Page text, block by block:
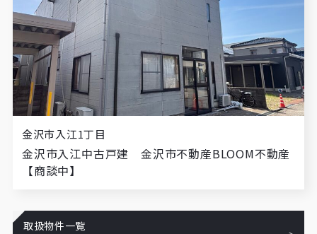
金沢市入江1丁目
金沢市入江中古戸建 金沢市不動産BLOOM不動産
【商談中】
取扱物件一覧